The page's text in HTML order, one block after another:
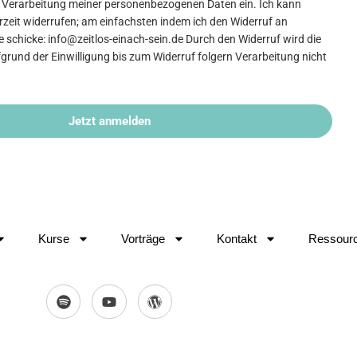
meiner personenbezogenen Daten ein. Ich kann
widerrufen; am einfachsten indem ich den Widerruf an
schicke: info@zeitlos-einach-sein.de Durch den Widerruf wird die
der Einwilligung bis zum Widerruf folgern Verarbeitung nicht
Jetzt anmelden
Kurse Vorträge Kontakt